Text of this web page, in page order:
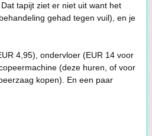
tapijt ziet er niet uit want het
gehad tegen vuil), en je
4,95), ondervloer (EUR 14 voor
(deze huren, of voor
kopen). En een paar